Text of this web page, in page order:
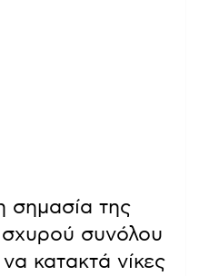
σημασία της
συνόλου
κατακτά νίκες